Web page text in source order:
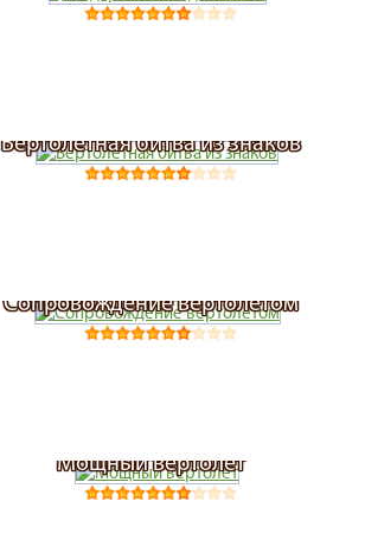
Вертолетная битва из знаков
Сопровождение вертолетом
Мощный вертолет